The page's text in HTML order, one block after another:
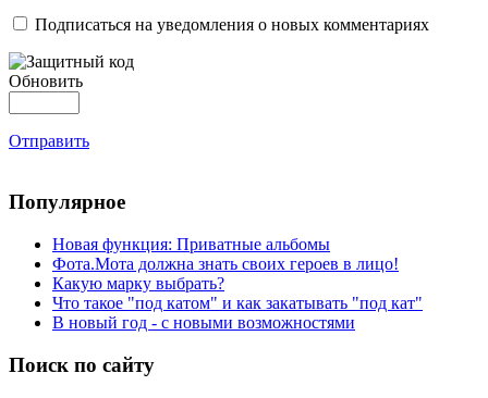
Подписаться на уведомления о новых комментариях
Обновить
Отправить
Популярное
Новая функция: Приватные альбомы
Фота.Мота должна знать своих героев в лицо!
Какую марку выбрать?
Что такое "под катом" и как закатывать "под кат"
В новый год - с новыми возможностями
Поиск по сайту